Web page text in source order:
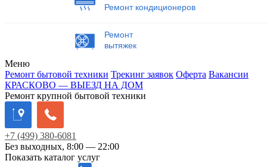
Ремонт кондиционеров
Ремонт
вытяжек
Меню
Ремонт бытовой техники Трекинг заявок Оферта Вакансии
КРАСКОВО — ВЫЕЗД НА ДОМ
Ремонт крупной бытовой техники
+7 (499) 380-6081
Без выходных, 8:00 — 22:00
Показать каталог услуг